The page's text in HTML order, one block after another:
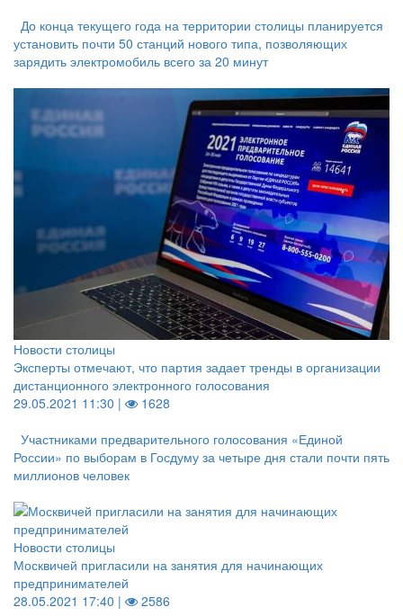
До конца текущего года на территории столицы планируется
установить почти 50 станций нового типа, позволяющих
зарядить электромобиль всего за 20 минут
Новости столицы
Эксперты отмечают, что партия задает тренды в организации
дистанционного электронного голосования
29.05.2021 11:30 |
1628
Участниками предварительного голосования «Единой
России» по выборам в Госдуму за четыре дня стали почти пять
миллионов человек
Новости столицы
Москвичей пригласили на занятия для начинающих
предпринимателей
28.05.2021 17:40 |
2586